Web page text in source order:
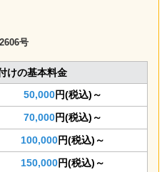
号
けの基本料金
50,000円(税込)～
70,000円(税込)～
100,000円(税込)～
150,000円(税込)～